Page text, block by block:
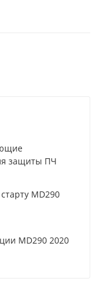
защиты ПЧ
MD290
MD290 2020